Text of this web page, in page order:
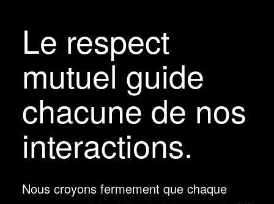
Le respect
mutuel guide
chacune de nos
interactions.
Nous croyons fermement que chaque